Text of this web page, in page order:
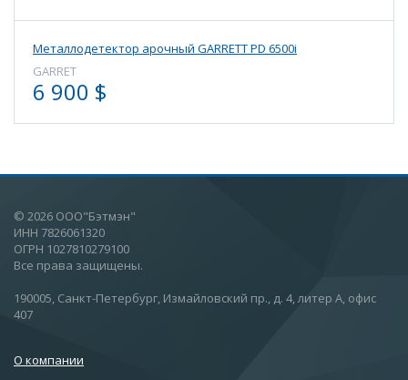
Металлодетектор арочный GARRETT PD 6500i
GARRET
6 900 $
© 2026 ООО"Бэтмэн"
ИНН 7826061320
ОГРН 1027810279100
Все права защищены.
190005, Санкт-Петербург, Измайловский пр., д. 4, литер А, офис
407
О компании